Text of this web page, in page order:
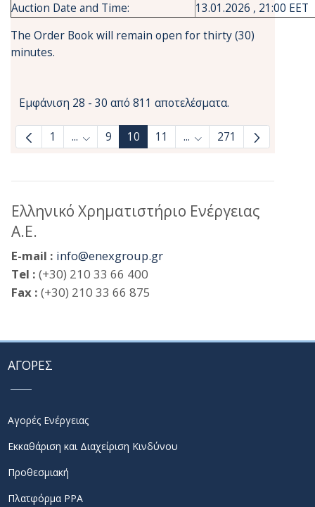
Auction Date and Time:
13.01.2026 , 21:00 EET
The Order Book will remain open for thirty (30)
minutes.
Εμφάνιση 28 - 30 από 811 αποτελέσματα.
1 ... Ενδιάμεσες σελίδες Use TAB to navigate.
9 10 11 ... Ενδιάμεσες σελίδες
271
Ελληνικό Χρηματιστήριο Ενέργειας
Α.Ε.
E-mail : info@enexgroup.gr
Tel : (+30) 210 33 66 400
Fax : (+30) 210 33 66 875
ΑΓΟΡΕΣ
Αγορές Ενέργειας
Εκκαθάριση και Διαχείριση Κινδύνου
Προθεσμιακή
Πλατφόρμα PPA